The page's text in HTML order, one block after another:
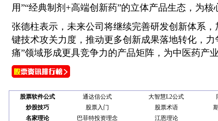
用”“经典制剂+高端创新药”的立体产品生态，为
张德柱表示，未来公司将继续完善研发创新体系
键技术攻关力度，推动更多创新成果落地转化，
痛”领域形成更具竞争力的产品矩阵，为中医药产